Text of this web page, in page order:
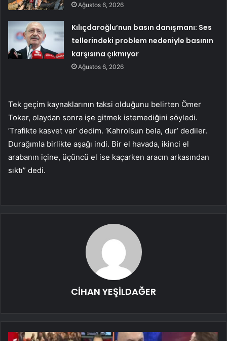
Ağustos 6, 2026
Kılıçdaroğlu’nun basın danışmanı: Ses
tellerindeki problem nedeniyle basının
karşısına çıkmıyor
Ağustos 6, 2026
Tek geçim kaynaklarının taksi olduğunu belirten Ömer
Toker, olaydan sonra işe gitmek istemediğini söyledi.
‘Trafikte kasvet var’ dedim. ‘Kahrolsun bela, dur’ dediler.
Durağımla birlikte aşağı indi. Bir el havada, ikinci el
arabanın içine, üçüncü el ise kaçarken aracın arkasından
sıktı” dedi.
CİHAN YEŞİLDAĞER